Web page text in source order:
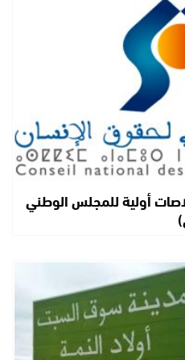
أولية للمجلس الوطني